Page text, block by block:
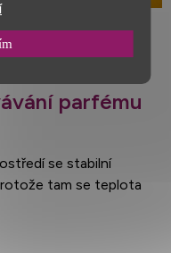
parfému
se stabilní
tam se teplota